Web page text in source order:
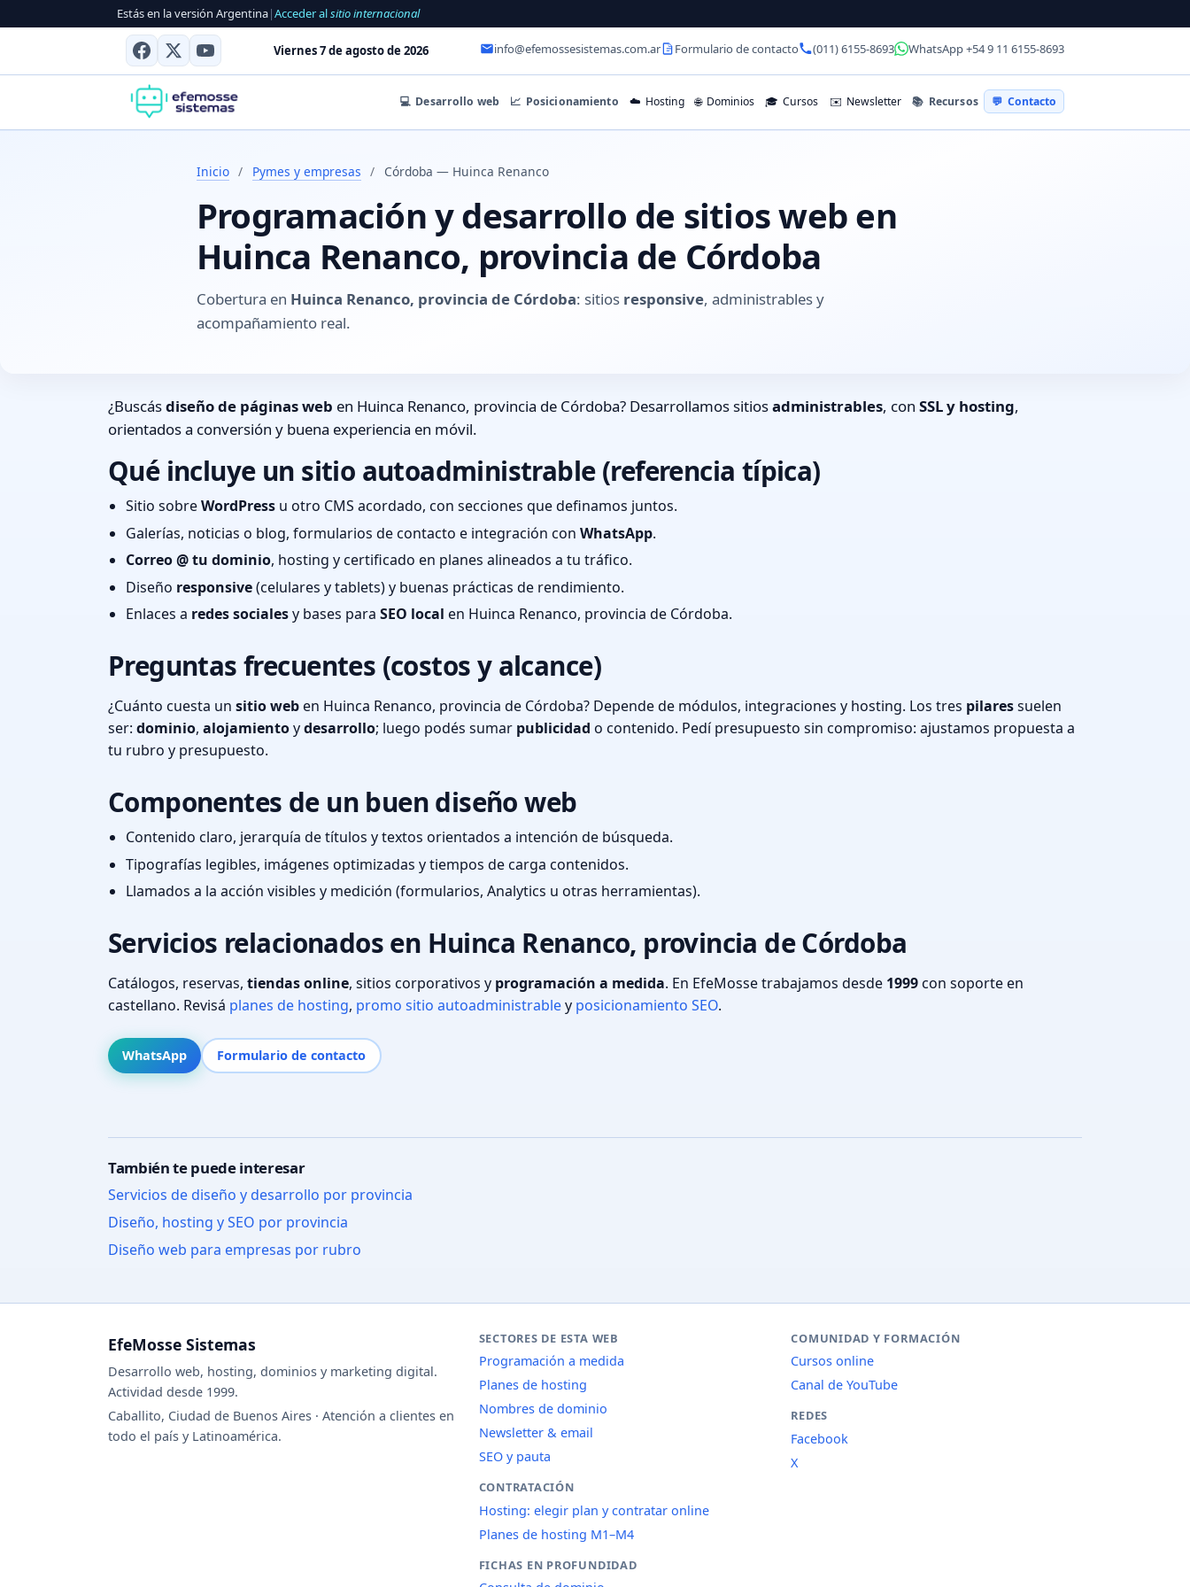
Estás en la versión Argentina|Acceder alsitio internacional
Viernes 7 de agosto de 2026 info@efemossesistemas.com.ar Formulario de contacto (011) 6155-8693 WhatsApp +54 9 11 6155-8693
💻 Desarrollo web 📈 Posicionamiento ☁️ Hosting 🌐 Dominios 🎓 Cursos ✉️ Newsletter 📚 Recursos 💬 Contacto
Inicio / Pymes y empresas / Córdoba — Huinca Renanco
Programación y desarrollo de sitios web en
Huinca Renanco, provincia de Córdoba
Cobertura en Huinca Renanco, provincia de Córdoba: sitios responsive, administrables y
acompañamiento real.
¿Buscásdiseño de páginas web en Huinca Renanco, provincia de Córdoba? Desarrollamos sitiosadministrables, con SSL y hosting,
orientados a conversión y buena experiencia en móvil.
Qué incluye un sitio autoadministrable (referencia típica)
Sitio sobreWordPress u otro CMS acordado, con secciones que definamos juntos.
Galerías, noticias o blog, formularios de contacto e integración con WhatsApp.
Correo @ tu dominio, hosting y certificado en planes alineados a tu tráfico.
Diseño responsive(celulares y tablets) y buenas prácticas de rendimiento.
Enlaces a redes socialesy bases para SEO local en Huinca Renanco, provincia de Córdoba.
Preguntas frecuentes (costos y alcance)
¿Cuánto cuesta un sitio weben Huinca Renanco, provincia de Córdoba? Depende de módulos, integraciones y hosting. Los tres pilaressuelen
ser: dominio, alojamientoydesarrollo; luego podés sumar publicidad o contenido. Pedí presupuesto sin compromiso: ajustamos propuesta a
tu rubro y presupuesto.
Componentes de un buen diseño web
Contenido claro, jerarquía de títulos y textos orientados a intención de búsqueda.
Tipografías legibles, imágenes optimizadas y tiempos de carga contenidos.
Llamados a la acción visibles y medición (formularios, Analytics u otras herramientas).
Servicios relacionados en Huinca Renanco, provincia de Córdoba
Catálogos, reservas, tiendas online, sitios corporativos y programación a medida. En EfeMosse trabajamos desde 1999con soporte en
castellano. Revisá planes de hosting, promo sitio autoadministrabley posicionamiento SEO.
WhatsApp Formulario de contacto
También te puede interesar
Servicios de diseño y desarrollo por provincia
Diseño, hosting y SEO por provincia
Diseño web para empresas por rubro
EfeMosse Sistemas
Desarrollo web, hosting, dominios y marketing digital.
Actividad desde 1999.
Caballito, Ciudad de Buenos Aires · Atención a clientes en
todo el país y Latinoamérica.
SECTORES DE ESTA WEB
Programación a medida
Planes de hosting
Nombres de dominio
Newsletter & email
SEO y pauta
CONTRATACIÓN
Hosting: elegir plan y contratar online
Planes de hosting M1–M4
FICHAS EN PROFUNDIDAD
COMUNIDAD Y FORMACIÓN
Cursos online
Canal de YouTube
REDES
Facebook
X